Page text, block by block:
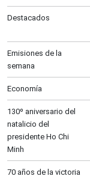
Destacados
Emisiones de la
semana
Economía
130º aniversario del
natalicio del
presidente Ho Chi
Minh
70 años de la victoria